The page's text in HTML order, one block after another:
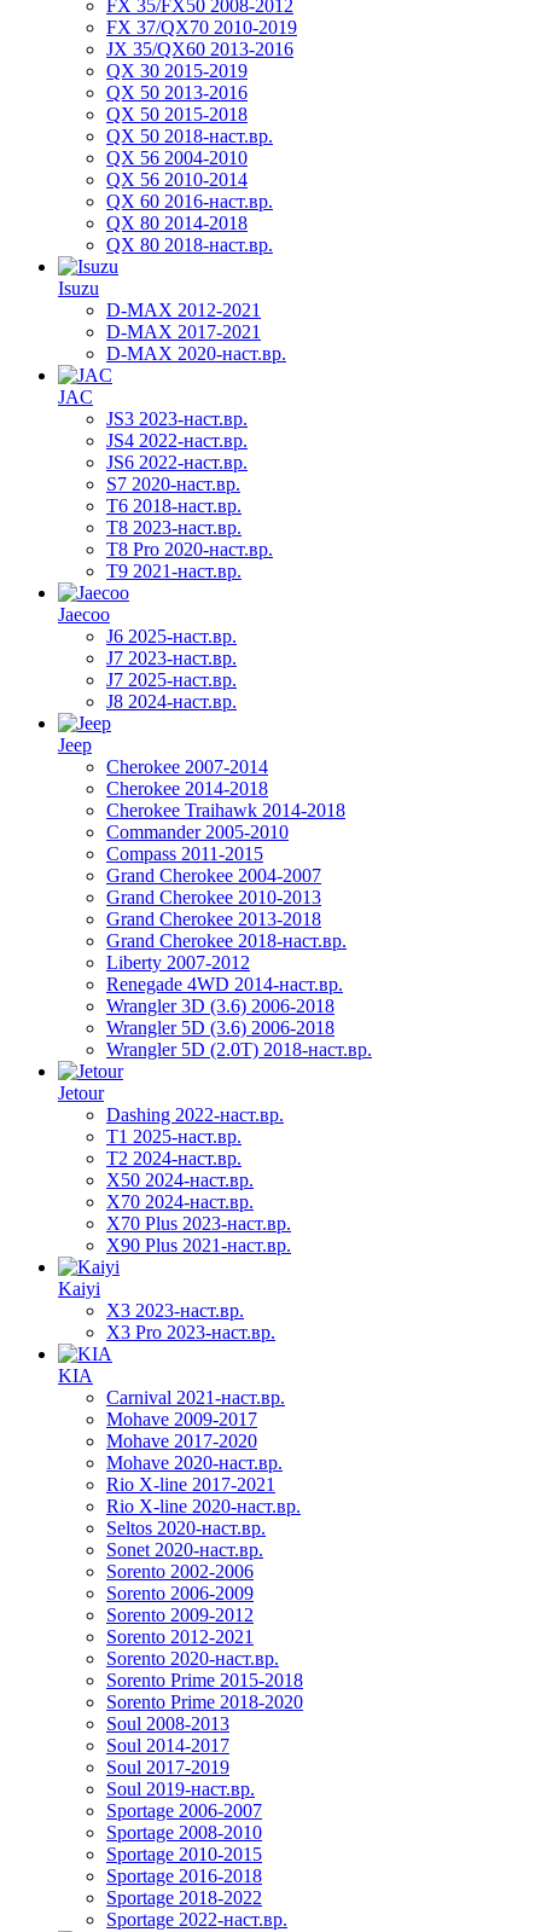
FX 35/FX50 2008-2012
FX 37/QX70 2010-2019
JX 35/QX60 2013-2016
QX 30 2015-2019
QX 50 2013-2016
QX 50 2015-2018
QX 50 2018-наст.вр.
QX 56 2004-2010
QX 56 2010-2014
QX 60 2016-наст.вр.
QX 80 2014-2018
QX 80 2018-наст.вр.
Isuzu
D-MAX 2012-2021
D-MAX 2017-2021
D-MAX 2020-наст.вр.
JAC
JS3 2023-наст.вр.
JS4 2022-наст.вр.
JS6 2022-наст.вр.
S7 2020-наст.вр.
T6 2018-наст.вр.
T8 2023-наст.вр.
T8 Pro 2020-наст.вр.
T9 2021-наст.вр.
Jaecoo
J6 2025-наст.вр.
J7 2023-наст.вр.
J7 2025-наст.вр.
J8 2024-наст.вр.
Jeep
Cherokee 2007-2014
Cherokee 2014-2018
Cherokee Traihawk 2014-2018
Commander 2005-2010
Compass 2011-2015
Grand Cherokee 2004-2007
Grand Cherokee 2010-2013
Grand Cherokee 2013-2018
Grand Cherokee 2018-наст.вр.
Liberty 2007-2012
Renegade 4WD 2014-наст.вр.
Wrangler 3D (3.6) 2006-2018
Wrangler 5D (3.6) 2006-2018
Wrangler 5D (2.0T) 2018-наст.вр.
Jetour
Dashing 2022-наст.вр.
T1 2025-наст.вр.
T2 2024-наст.вр.
X50 2024-наст.вр.
X70 2024-наст.вр.
X70 Plus 2023-наст.вр.
X90 Plus 2021-наст.вр.
Kaiyi
X3 2023-наст.вр.
X3 Pro 2023-наст.вр.
KIA
Carnival 2021-наст.вр.
Mohave 2009-2017
Mohave 2017-2020
Mohave 2020-наст.вр.
Rio X-line 2017-2021
Rio X-line 2020-наст.вр.
Seltos 2020-наст.вр.
Sonet 2020-наст.вр.
Sorento 2002-2006
Sorento 2006-2009
Sorento 2009-2012
Sorento 2012-2021
Sorento 2020-наст.вр.
Sorento Prime 2015-2018
Sorento Prime 2018-2020
Soul 2008-2013
Soul 2014-2017
Soul 2017-2019
Soul 2019-наст.вр.
Sportage 2006-2007
Sportage 2008-2010
Sportage 2010-2015
Sportage 2016-2018
Sportage 2018-2022
Sportage 2022-наст.вр.